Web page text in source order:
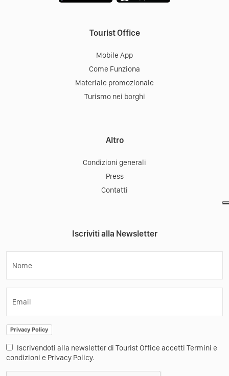
Tourist Office
Mobile App
Come Funziona
Materiale promozionale
Turismo nei borghi
Altro
Condizioni generali
Press
Contatti
Iscriviti alla Newsletter
Nome
Email
Privacy Policy
Iscrivendoti alla newsletter di Tourist Office accetti Termini e
condizioni e Privacy Policy.